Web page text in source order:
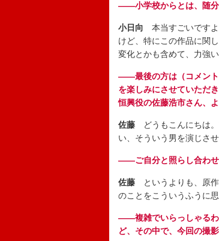
――小学校からとは、随分
小日向 本当すごいですよ
けど、特にこの作品に関
変化とかも含めて、力強
――最後の方は（コメント
を楽しみにさせていただ
恒興役の佐藤浩市さん、
佐藤 どうもこんにちは
い、そういう男を演じさ
――ご自分と照らし合わ
佐藤 というよりも、原作
のことをこういうふうに
――複雑でいらっしゃるわ
ど、その中で、今回の撮